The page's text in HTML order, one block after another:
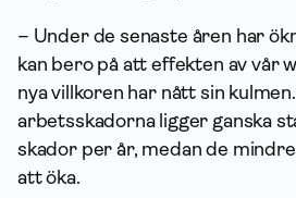
– Under de senaste åren har
kan bero på att effekten av vår
nya villkoren har nått sin
arbets­skadorna ligger ganska
skador per år, medan de
att öka.